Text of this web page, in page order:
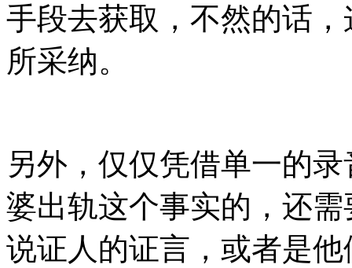
手段去获取，不然的话
所采纳。
另外，仅仅凭借单一的
婆出轨这个事实的，还
说证人的证言，或者是